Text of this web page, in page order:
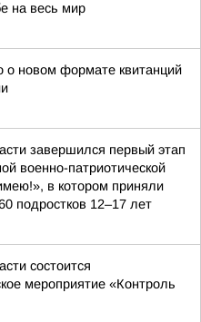
на весь мир
о новом формате квитанций
завершился первый этап
военно-патриотической
в котором приняли
подростков 12–17 лет
состоится
мероприятие «Контроль